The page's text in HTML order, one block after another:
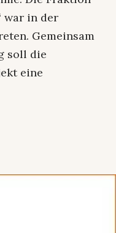
war in der
Gemeinsam
soll die
eine